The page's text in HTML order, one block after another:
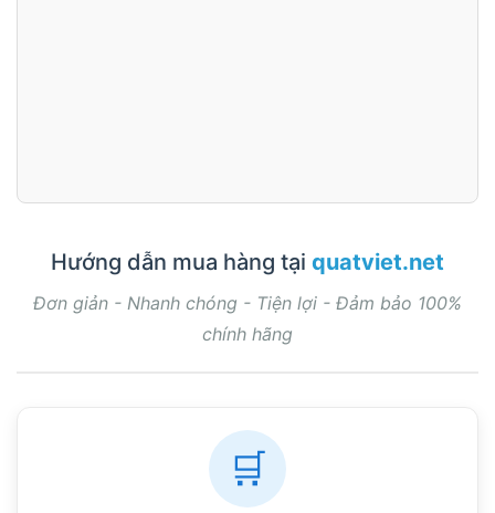
Hướng dẫn mua hàng tại quatviet.net
Đơn giản - Nhanh chóng - Tiện lợi - Đảm bảo 100%
chính hãng
🛒